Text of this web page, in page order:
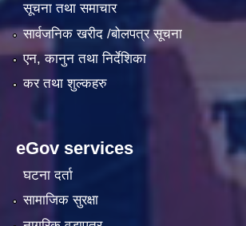
सूचना तथा समाचार
सार्वजनिक खरीद /बोलपत्र सूचना
एन, कानुन तथा निर्देशिका
कर तथा शुल्कहरु
eGov services
घटना दर्ता
सामाजिक सुरक्षा